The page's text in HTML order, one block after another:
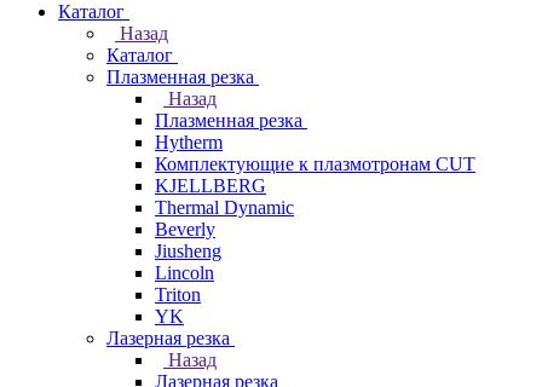
Каталог
Назад
Каталог
Плазменная резка
Назад
Плазменная резка
Hytherm
Комплектующие к плазмотронам CUT
KJELLBERG
Thermal Dynamic
Beverly
Jiusheng
Lincoln
Triton
YK
Лазерная резка
Назад
Лазерная резка